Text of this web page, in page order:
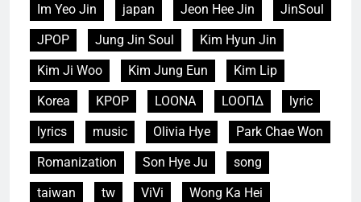
Im Yeo Jin
japan Jeon Hee Jin
JinSoul
JPOP
Jung Jin Soul
Kim Hyun Jin
Kim Ji Woo
Kim Jung Eun
Kim Lip
Korea
KPOP LOONA LOOΠΔ
lyric
lyrics
music Olivia Hye
Park Chae Won
Romanization
Son Hye Ju
song
taiwan
tw ViVi
Wong Ka Hei